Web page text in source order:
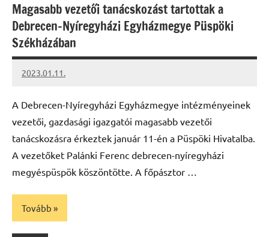
Magasabb vezetői tanácskozást tartottak a
Debrecen-Nyíregyházi Egyházmegye Püspöki
Székházában
2023.01.11.
kovacs.agi
A Debrecen-Nyíregyházi Egyházmegye intézményeinek
vezetői, gazdasági igazgatói magasabb vezetői
tanácskozásra érkeztek január 11-én a Püspöki Hivatalba.
A vezetőket Palánki Ferenc debrecen-nyíregyházi
megyéspüspök köszöntötte. A főpásztor …
Tovább